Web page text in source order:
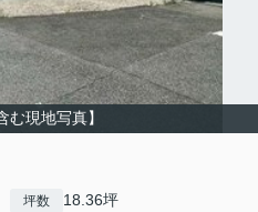
む現地写真】
坪数 18.36坪